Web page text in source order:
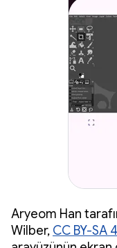
Aryeom Han
Wilber, CC BY-SA